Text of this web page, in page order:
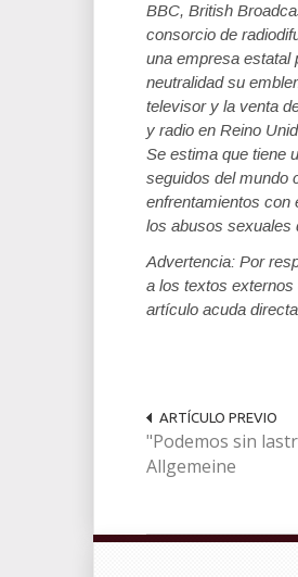
BBC, British
consorcio de
una empresa estatal
neutralidad su
televisor y la venta
y radio en Reino
Se estima que tiene
seguidos del mundo
enfrentamientos con
los abusos sexuales
Advertencia: Por
a los textos externos
artículo acuda
ARTÍCULO PREVIO
"Podemos sin
Allgemeine